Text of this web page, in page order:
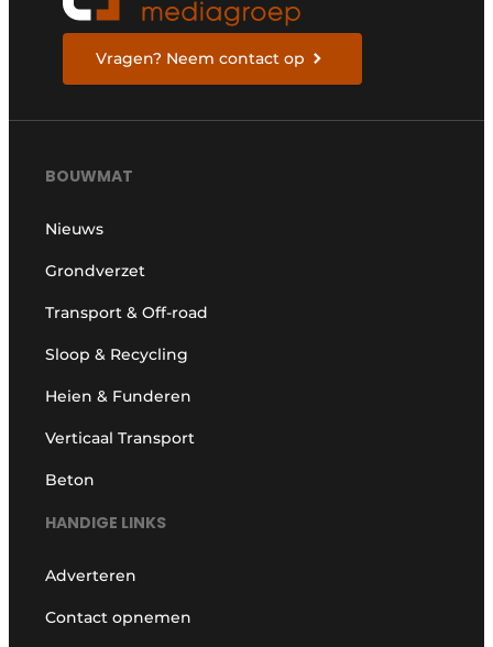
Vragen? Neem contact op
BOUWMAT
Nieuws
Grondverzet
Transport & Off-road
Sloop & Recycling
Heien & Funderen
Verticaal Transport
Beton
HANDIGE LINKS
Adverteren
Contact opnemen